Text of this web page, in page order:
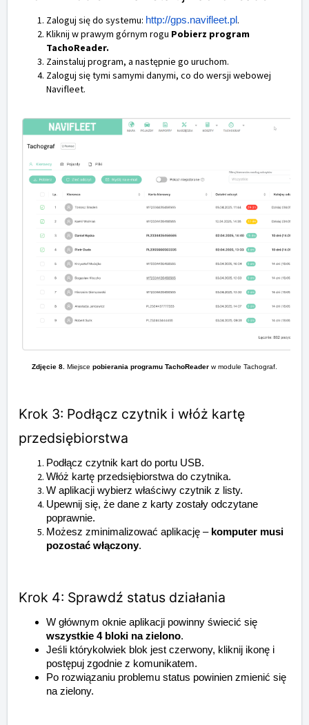
Zaloguj się do systemu: http://gps.navifleet.pl .
Kliknij w prawym górnym rogu Pobierz program
TachoReader.
Zainstaluj program, a następnie go uruchom.
Zaloguj się tymi samymi danymi, co do wersji webowej
Navifleet.
Zdjęcie 8. Miejsce pobierania programu TachoReader w module Tachograf.
Krok 3: Podłącz czytnik i włóż kartę
przedsiębiorstwa
Podłącz czytnik kart do portu USB.
Włóż kartę przedsiębiorstwa do czytnika.
W aplikacji wybierz właściwy czytnik z listy.
Upewnij się, że dane z karty zostały odczytane
poprawnie.
Możesz zminimalizować aplikację – komputer musi
pozostać włączony.
Krok 4: Sprawdź status działania
W głównym oknie aplikacji powinny świecić się
wszystkie 4 bloki na zielono.
Jeśli którykolwiek blok jest czerwony, kliknij ikonę i
postępuj zgodnie z komunikatem.
Po rozwiązaniu problemu status powinien zmienić się
na zielony.